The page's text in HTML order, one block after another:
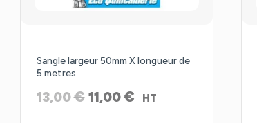
Sangle largeur 50mm X longueur de
5 metres
13,00€ Le
11,00€LeHT